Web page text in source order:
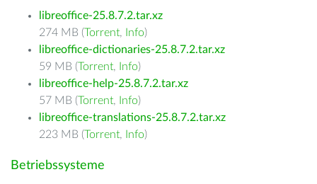
libreoffice-25.8.7.2.tar.xz
274 MB (Torrent, Info)
libreoffice-dictionaries-25.8.7.2.tar.xz
59 MB (Torrent, Info)
libreoffice-help-25.8.7.2.tar.xz
57 MB (Torrent, Info)
libreoffice-translations-25.8.7.2.tar.xz
223 MB (Torrent, Info)
Betriebssysteme